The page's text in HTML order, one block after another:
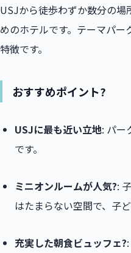
USJから徒歩わずか数分の
めのホテルです。テーマパ
特徴です。
おすすめポイント?
USJに最も近い立地: パー
です。
ミニオンルームが人気?:
はたまらない空間で、子
充実した朝食ビュッフェ?